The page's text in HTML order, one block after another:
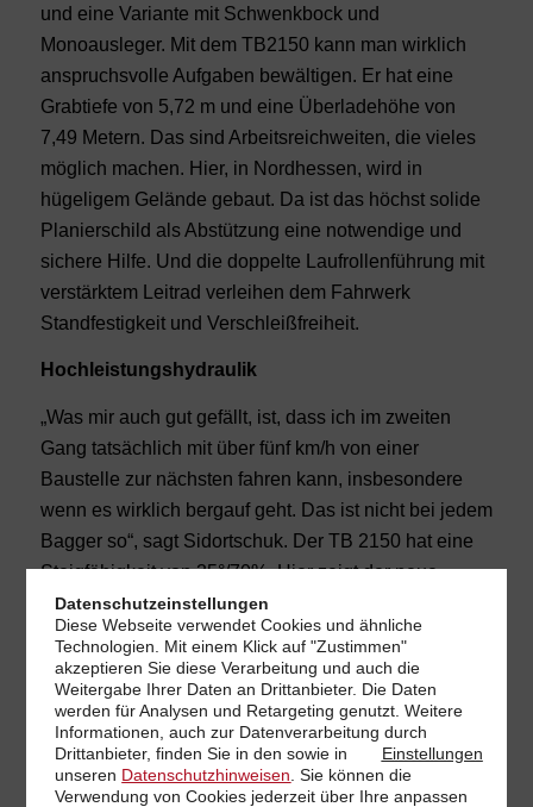
und eine Variante mit Schwenkbock und
Monoausleger. Mit dem TB2150 kann man wirklich
anspruchsvolle Aufgaben bewältigen. Er hat eine
Grabtiefe von 5,72 m und eine Überladehöhe von
7,49 Metern. Das sind Arbeitsreichweiten, die vieles
möglich machen. Hier, in Nordhessen, wird in
hügeligem Gelände gebaut. Da ist das höchst solide
Planierschild als Abstützung eine notwendige und
sichere Hilfe. Und die doppelte Laufrollenführung mit
verstärktem Leitrad verleihen dem Fahrwerk
Standfestigkeit und Verschleißfreiheit.
Hochleistungshydraulik
„Was mir auch gut gefällt, ist, dass ich im zweiten
Gang tatsächlich mit über fünf km/h von einer
Baustelle zur nächsten fahren kann, insbesondere
wenn es wirklich bergauf geht. Das ist nicht bei jedem
Bagger so“, sagt Sidortschuk. Der TB 2150 hat eine
Steigfähigkeit von 35°/70%. Hier zeigt der neue
Takeuchi, dass die Zahlen nicht nur auf dem Papier
stehen, sondern auch in der Realität umgesetzt
werden. Ausgerüstet mit einer Load-Sensing-
Hydraulik und vier Zusatzsteuerkreisen ist er für
vielfältigste Aufgaben, insbesondere auch mit
diversen hydraulischen Anbaugeräten, vorgesehen.
Der erste Steuerkreis kann mit einem High-Flow-
Datenschutzeinstellungen
Diese Webseite verwendet Cookies und ähnliche
Technologien. Mit einem Klick auf "Zustimmen"
akzeptieren Sie diese Verarbeitung und auch die
Weitergabe Ihrer Daten an Drittanbieter. Die Daten
werden für Analysen und Retargeting genutzt. Weitere
Informationen, auch zur Datenverarbeitung durch
Drittanbieter, finden Sie in den
Einstellungen
sowie in
unseren Datenschutzhinweisen . Sie können die
Verwendung von Cookies jederzeit über Ihreanpassen